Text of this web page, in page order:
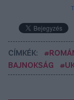
CÍMKÉK:
BAJNOKSÁG